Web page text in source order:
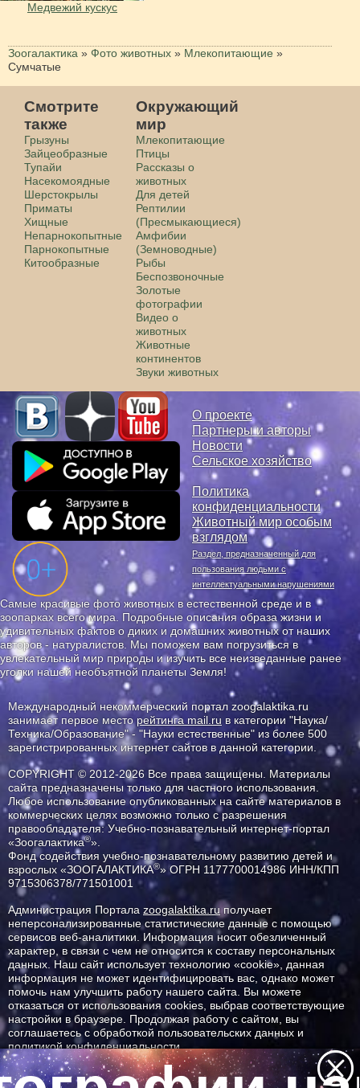
Медвежий кускус
Зоогалактика » Фото животных » Млекопитающие »
Сумчатые
Смотрите
также
Грызуны
Зайцеобразные
Тупайи
Насекомоядные
Шерстокрылы
Приматы
Хищные
Непарнокопытные
Парнокопытные
Китообразные
Окружающий
мир
Млекопитающие
Птицы
Рассказы о
животных
Для детей
Рептилии
(Пресмыкающиеся)
Амфибии
(Земноводные)
Рыбы
Беспозвоночные
Золотые
фотографии
Видео о
животных
Животные
континентов
Звуки животных
О проекте
Партнеры и авторы
Новости
Сельское хозяйство
Политика
конфиденциальности
Животный мир особым
взглядом
Раздел, предназначенный для
пользования людьми с
интеллектуальными нарушениями
Самые красивые фото животных в естественной среде и в
зоопарках всего мира. Подробные описания образа жизни и
удивительных фактов о диких и домашних животных от наших
авторов - натуралистов. Мы поможем вам погрузиться в
увлекательный мир природы и изучить все неизведанные ранее
уголки нашей необъятной планеты Земля!
Международный некоммерческий портал zoogalaktika.ru
занимает первое месторейтинга mail.ru в категории "Наука/
Техника/Образование" - "Науки естественные" из более 500
зарегистрированных интернет сайтов в данной категории.
COPYRIGHT © 2012-2026 Все права защищены. Материалы
сайта предназначены только для частного использования.
Любое использование опубликованных на сайте материалов в
коммерческих целях возможно только с разрешения
правообладателя: Учебно-познавательный интернет-портал
«Зоогалактика®».
Фонд содействия учебно-познавательному развитию детей и
взрослых «ЗООГАЛАКТИКА®» ОГРН 1177700014986 ИНН/КПП
9715306378/771501001
Администрация Портала zoogalaktika.ruполучает
неперсонализированные статистические данные с помощью
сервисов веб-аналитики. Информация носит обезличенный
характер, в связи с чем не относится к составу персональных
данных. Наш сайт использует технологию «cookie», данная
информация не может идентифицировать вас, однако может
помочь нам улучшить работу нашего сайта. Вы можете
отказаться от использования cookies, выбрав соответствующие
настройки в браузере. Продолжая работу с сайтом, вы
соглашаетесь с обработкой пользовательских данных и
политикой конфиденциальности.